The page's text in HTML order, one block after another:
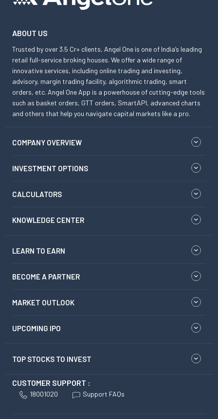
ABOUT US
Trusted by over 3.5 Cr+ clients, Angel One is one of India’s leading
retail full-service broking houses. We offer a wide range of
innovative services, including online trading and investing,
advisory, margin trading facility, algorithmic trading, smart
orders, etc. Angel One App is a powerhouse of cutting-edge tools
such as basket orders, GTT orders, SmartAPI, advanced charts
and others that help you navigate capital markets like a pro.
COMPANY OVERVIEW
INVESTMENT OPTIONS
CALCULATORS
KNOWLEDGE CENTER
LEARN TO EARN
BECOME A PARTNER
MARKET OUTLOOK
UPCOMING IPO
TOP STOCKS TO INVEST
CUSTOMER SUPPORT :
18001020 Support FAQs